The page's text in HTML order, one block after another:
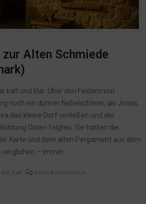
zur Alten Schmiede
kalt und klar. Über den Feldern von
noch ein dünner Nebelschleier, als Jonas,
das kleine Dorf verließen und der
Osten folgten. Sie hatten die
Karte und dem alten Pergament aus dem
– immer...
Zeit Keine Kommentare